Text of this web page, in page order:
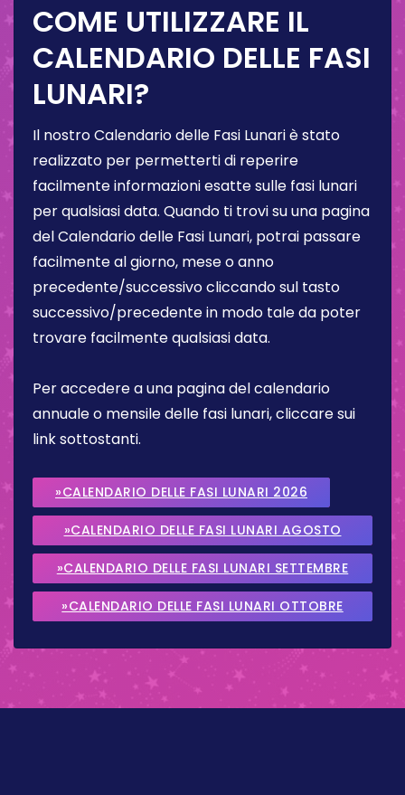
COME UTILIZZARE IL
CALENDARIO DELLE FASI
LUNARI?
Il nostro Calendario delle Fasi Lunari è stato
realizzato per permetterti di reperire
facilmente informazioni esatte sulle fasi lunari
per qualsiasi data. Quando ti trovi su una pagina
del Calendario delle Fasi Lunari, potrai passare
facilmente al giorno, mese o anno
precedente/successivo cliccando sul tasto
successivo/precedente in modo tale da poter
trovare facilmente qualsiasi data.
Per accedere a una pagina del calendario
annuale o mensile delle fasi lunari, cliccare sui
link sottostanti.
»CALENDARIO DELLE FASI LUNARI 2026
»CALENDARIO DELLE FASI LUNARI AGOSTO
2026
»CALENDARIO DELLE FASI LUNARI SETTEMBRE
2026
»CALENDARIO DELLE FASI LUNARI OTTOBRE